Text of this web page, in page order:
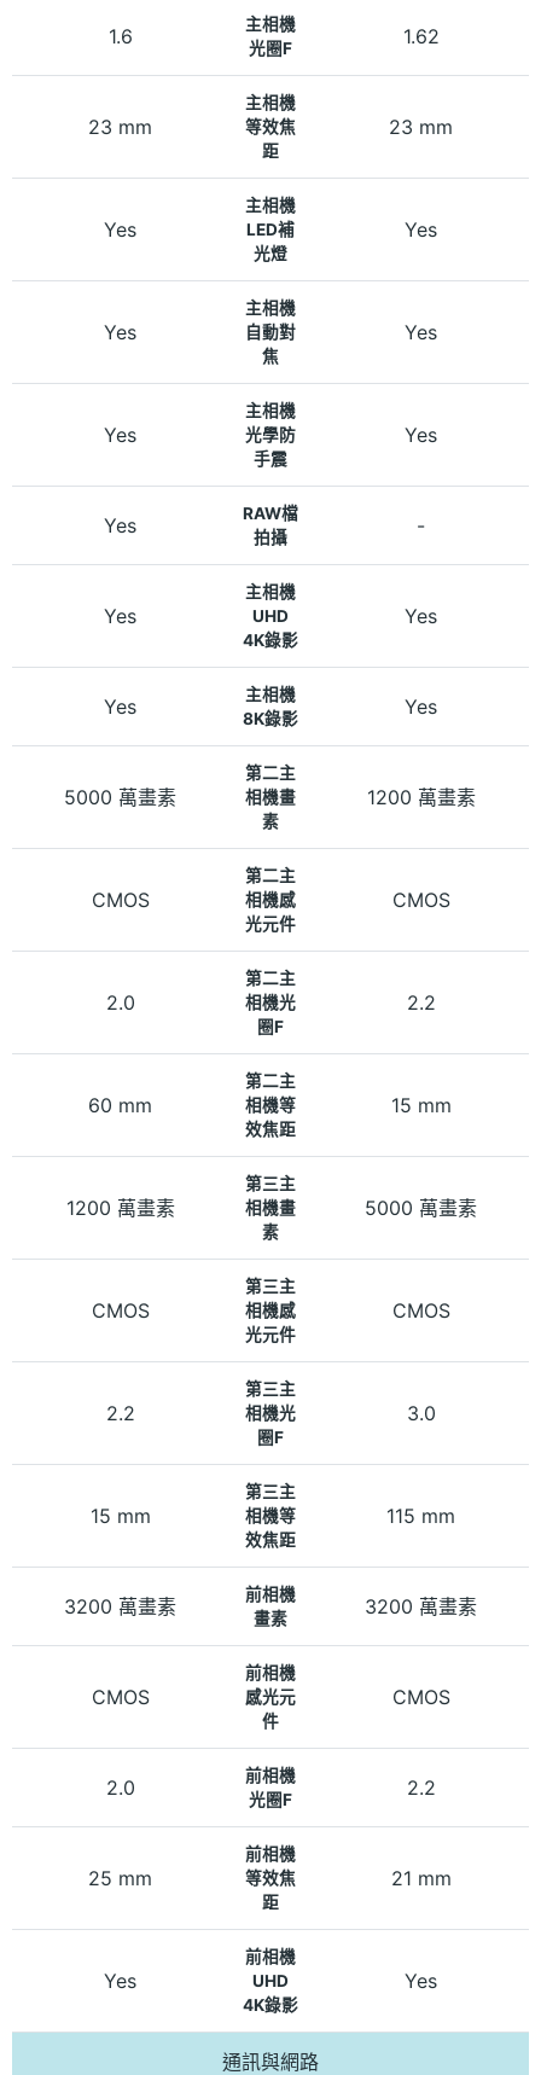
1.6
主相機
光圈F
1.62
23 mm
主相機
等效焦
距
23 mm
Yes
主相機
LED補
光燈
Yes
Yes
主相機
自動對
焦
Yes
Yes
主相機
光學防
手震
Yes
Yes
RAW檔
拍攝
-
Yes
主相機
UHD
4K錄影
Yes
Yes
主相機
8K錄影
Yes
5000 萬畫素
第二主
相機畫
素
1200 萬畫素
CMOS
第二主
相機感
光元件
CMOS
2.0
第二主
相機光
圈F
2.2
60 mm
第二主
相機等
效焦距
15 mm
1200 萬畫素
第三主
相機畫
素
5000 萬畫素
CMOS
第三主
相機感
光元件
CMOS
2.2
第三主
相機光
圈F
3.0
15 mm
第三主
相機等
效焦距
115 mm
3200 萬畫素
前相機
畫素
3200 萬畫素
CMOS
前相機
感光元
件
CMOS
2.0
前相機
光圈F
2.2
25 mm
前相機
等效焦
距
21 mm
Yes
前相機
UHD
4K錄影
Yes
通訊與網路